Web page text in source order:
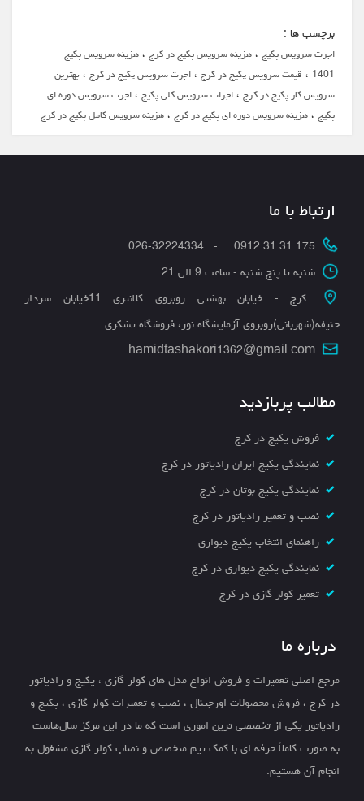
برچسب ها :
اجرت سرویس پکیج،هزینه سرویس پکیج در کرج،هزینه سرویس پکیج
1401 ، قیمت سرویس پکیج در کرج،اجرت سرویس پکیج در کرج،بهترین
سرویس کار پکیج در کرج،اجرات سرویس کلی پکیج،اجرت سرویس دوره ای
پکیج،هزینه سرویس دوره ای پکیج در کرج،هزینه سرویس کامل پکیج در کرج
ارتباط با ما
175 31 31 0912 - 026-32224334
شنبه تا پنج شنبه - ساعت 9 الی 21
کرج - خیابان بهشتی روبروی کلانتری 11خیابان سردار
حنیفه(شهربانی)روبروی آزمایشگاه نور، فروشگاه تشکری
hamidtashakori1362@gmail.com
مطالب پربازدید
فروش پکیج در کرج
نمایندگی پکیج ایران رادیاتور در کرج
نمایندگی پکیج بوتان در کرج
نصب و تعمیر رادیاتور در کرج
راهنمای انتخاب پکیج دیواری
نمایندگی پکیج دیواری در کرج
تعمیر کولر گازی در کرج
درباره ما
مرجع اصلی تعمیرات و فروش انواع مدل های کولر گازی ، پکیج و رادیاتور
در کرج ، فروش محصولات اورجینال ، نصب و تعمیرات کولر گازی ، پکیج و
رادیاتور یکی از تخصصی ترین اموری است که ما در این مرکز سال‌هاست
به صورت کاملاً حرفه ای با کمک تیم متخصص و نصاب کولر گازی مشغول به
انجام آن هستیم.